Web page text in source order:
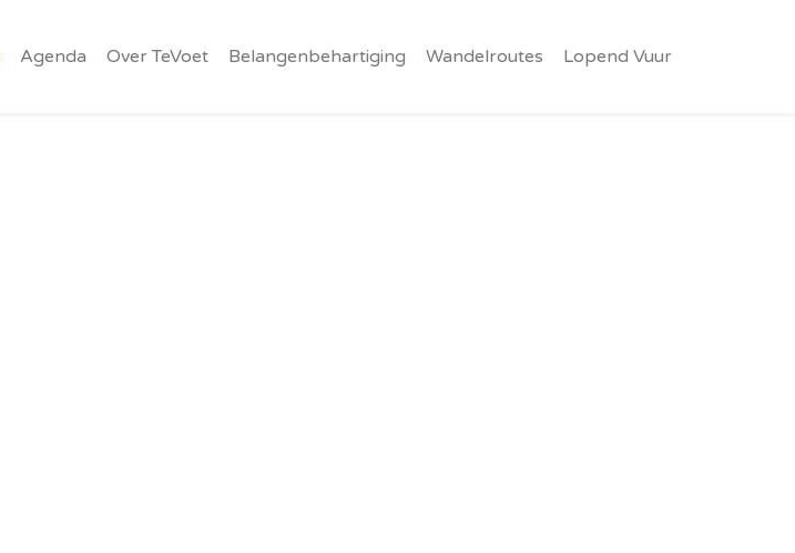
Agenda Over TeVoet Belangenbehartiging Wandelroutes Lopend Vuur